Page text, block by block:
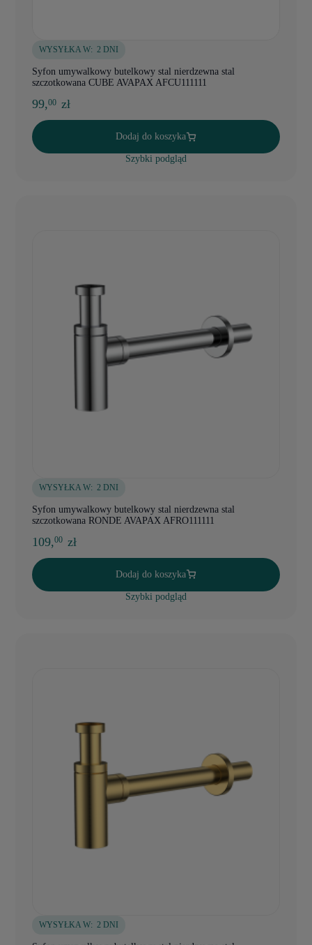
WYSYŁKA W: 2 DNI
Syfon umywalkowy butelkowy stal nierdzewna stal
szczotkowana CUBE AVAPAX AFCU111111
99,00 zł
Dodaj do koszyka
Szybki podgląd
WYSYŁKA W: 2 DNI
Syfon umywalkowy butelkowy stal nierdzewna stal
szczotkowana RONDE AVAPAX AFRO111111
109,00 zł
Dodaj do koszyka
Szybki podgląd
WYSYŁKA W: 2 DNI